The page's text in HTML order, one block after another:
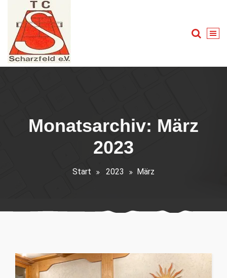
springen
Monatsarchiv: März
2023
Start 2023 März